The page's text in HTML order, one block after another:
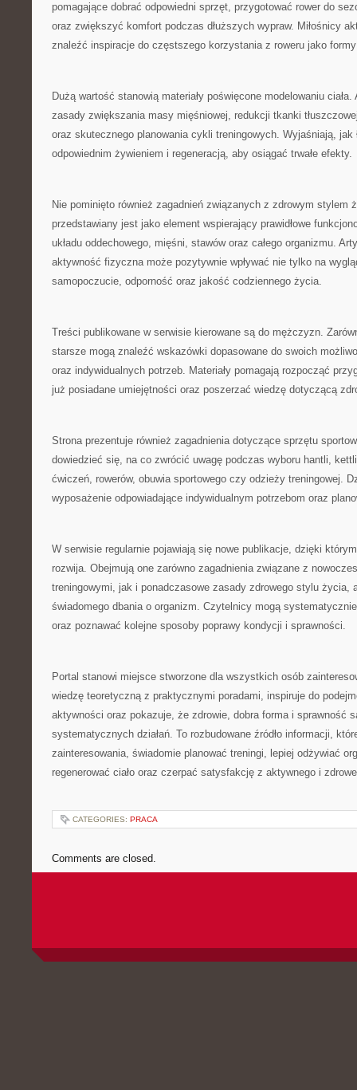
pomagające dobrać odpowiedni sprzęt, przygotować rower do
oraz zwiększyć komfort podczas dłuższych wypraw. Miłośnicy
znaleźć inspiracje do częstszego korzystania z roweru jako
Dużą wartość stanowią materiały poświęcone modelowaniu ciała.
zasady zwiększania masy mięśniowej, redukcji tkanki
oraz skutecznego planowania cykli treningowych. Wyjaśniają,
odpowiednim żywieniem i regeneracją, aby osiągać trwałe efekty.
Nie pominięto również zagadnień związanych z zdrowym stylem
przedstawiany jest jako element wspierający prawidłowe
układu oddechowego, mięśni, stawów oraz całego organizmu.
aktywność fizyczna może pozytywnie wpływać nie tylko na
samopoczucie, odporność oraz jakość codziennego życia.
Treści publikowane w serwisie kierowane są do mężczyzn.
starsze mogą znaleźć wskazówki dopasowane do swoich
oraz indywidualnych potrzeb. Materiały pomagają rozpocząć
już posiadane umiejętności oraz poszerzać wiedzę dotyczącą
Strona prezentuje również zagadnienia dotyczące sprzętu
dowiedzieć się, na co zwrócić uwagę podczas wyboru hantli,
ćwiczeń, rowerów, obuwia sportowego czy odzieży treningowej.
wyposażenie odpowiadające indywidualnym potrzebom oraz
W serwisie regularnie pojawiają się nowe publikacje, dzięki
rozwija. Obejmują one zarówno zagadnienia związane z
treningowymi, jak i ponadczasowe zasady zdrowego stylu życia,
świadomego dbania o organizm. Czytelnicy mogą
oraz poznawać kolejne sposoby poprawy kondycji i sprawności.
Portal stanowi miejsce stworzone dla wszystkich osób
wiedzę teoretyczną z praktycznymi poradami, inspiruje do
aktywności oraz pokazuje, że zdrowie, dobra forma i sprawność
systematycznych działań. To rozbudowane źródło informacji,
zainteresowania, świadomie planować treningi, lepiej odżywiać
regenerować ciało oraz czerpać satysfakcję z aktywnego i
CATEGORIES: PRACA
Comments are closed.